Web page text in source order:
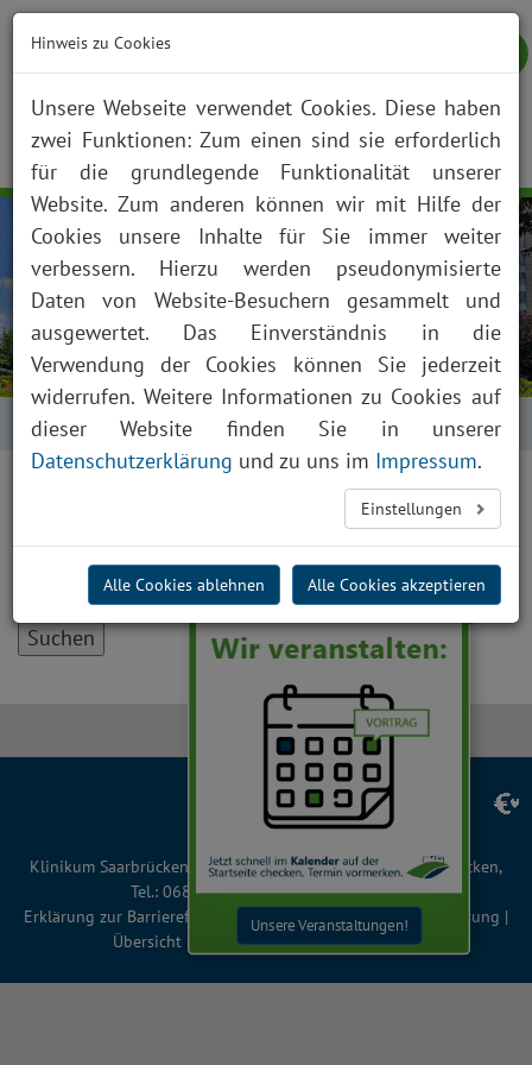
NOTFALL KONTAKT ANFAHRT JOBS SUCHE
Startseite Suche
TikTok
YouTube
LinkedIn
Instagram
Facebook
Klinikum Saarbrücken gGmbH, Winterberg 1, 66119 Saarbrücken,
Tel.: 0681 963 0, Fax: 0681 963 2401
Erklärung zur Barrierefreiheit | Impressum Datenschutzerklärung |
Übersicht| Cookie-Einstellungen| © 2026
x
Unsere Veranstaltungen!
Hinweis zu Cookies
Unsere Webseite verwendet Cookies. Diese haben
zwei Funktionen: Zum einen sind sie erforderlich
für die grundlegende Funktionalität unserer
Website. Zum anderen können wir mit Hilfe der
Cookies unsere Inhalte für Sie immer weiter
verbessern. Hierzu werden pseudonymisierte
Daten von Website-Besuchern gesammelt und
ausgewertet. Das Einverständnis in die
Verwendung der Cookies können Sie jederzeit
widerrufen. Weitere Informationen zu Cookies auf
dieser Website finden Sie in unserer
Datenschutzerklärung und zu uns im Impressum.
Einstellungen
Alle Cookies ablehnen Alle Cookies akzeptieren